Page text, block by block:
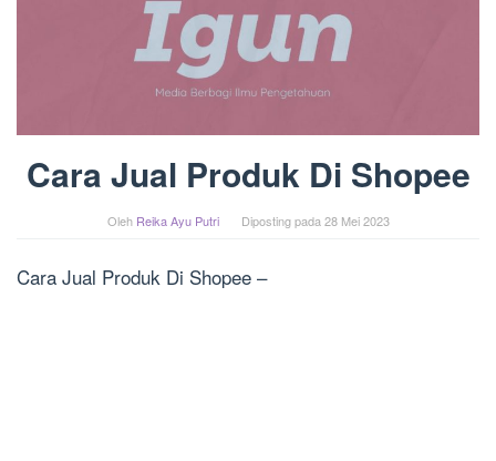
Cara Jual Produk Di Shopee
Oleh Reika Ayu Putri Diposting pada 28 Mei 2023
Cara Jual Produk Di Shopee –